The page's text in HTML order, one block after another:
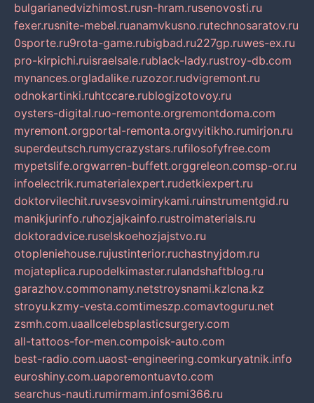
bulgarianedvizhimost.rusn-hram.rusenovosti.ru
fexer.rusnite-mebel.ruanamvkusno.rutechnosaratov.ru
0sporte.ru9rota-game.rubigbad.ru227gp.ruwes-ex.ru
pro-kirpichi.ruisraelsale.rublack-lady.rustroy-db.com
mynances.orgladalike.ruzozor.rudvigremont.ru
odnokartinki.ruhtccare.rublogizotovoy.ru
oysters-digital.ruo-remonte.orgremontdoma.com
myremont.orgportal-remonta.orgvyitikho.rumirjon.ru
superdeutsch.rumycrazystars.rufilosofyfree.com
mypetslife.orgwarren-buffett.orggreleon.comsp-or.ru
infoelectrik.rumaterialexpert.rudetkiexpert.ru
doktorvilechit.ruvsesvoimirykami.ruinstrumentgid.ru
manikjurinfo.ruhozjajkainfo.rustroimaterials.ru
doktoradvice.ruselskoehozjajstvo.ru
otopleniehouse.rujustinterior.ruchastnyjdom.ru
mojateplica.rupodelkimaster.rulandshaftblog.ru
garazhov.commonamy.netstroysnami.kzlcna.kz
stroyu.kzmy-vesta.comtimeszp.comavtoguru.net
zsmh.com.uaallcelebsplasticsurgery.com
all-tattoos-for-men.compoisk-auto.com
best-radio.com.uaost-engineering.comkuryatnik.info
euroshiny.com.uaporemontuavto.com
searchus-nauti.rumirmam.infosmi366.ru